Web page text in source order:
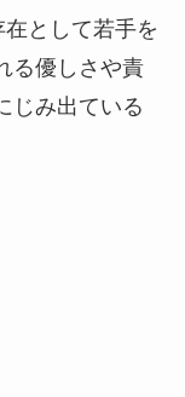
在として若手を
る優しさや責
じみ出ている